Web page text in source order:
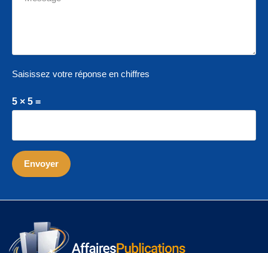
Saisissez votre réponse en chiffres
5 × 5 =